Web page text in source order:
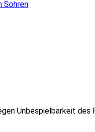
Sohren
Unbespielbarkeit